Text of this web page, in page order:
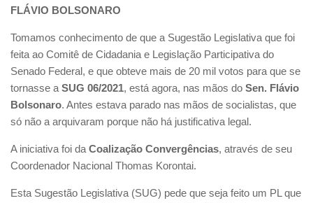
FLÁVIO BOLSONARO
Tomamos conhecimento de que a Sugestão Legislativa que foi
feita ao Comitê de Cidadania e Legislação Participativa do
Senado Federal, e que obteve mais de 20 mil votos para que se
tornasse a SUG 06/2021, está agora, nas mãos do Sen. Flávio
Bolsonaro. Antes estava parado nas mãos de socialistas, que
só não a arquivaram porque não há justificativa legal.
A iniciativa foi da Coalização Convergências, através de seu
Coordenador Nacional Thomas Korontai.
Esta Sugestão Legislativa (SUG) pede que seja feito um PL que